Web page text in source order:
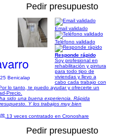
Pedir presupuesto
Benicalap
Email validado
Teléfono validado
Responde rápido
Soy profesional en
rehabilitación y pintura
para todo tipo de
viviendas y llevo a
cabo cada trabajo con
lo tanto, te puedo ayudar y ofrecerte un
Precio.
sido una buena experiencia. Rápida
Y los trabajos muy bien
13 veces contratado en Cronoshare
Pedir presupuesto